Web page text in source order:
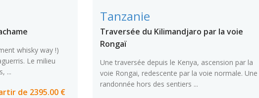
whisky way !)
Le milieu
...
de 2395.00 €
Tanzanie
Traversée du Kilimandjaro par la voie
Rongaï
Une traversée depuis le Kenya, ascension par la
voie Rongai, redescente par la voie normale. Une
randonnée hors des sentiers ...